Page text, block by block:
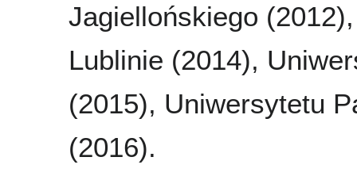
Jagiellońskiego
Lublinie (2014),
(2015), Uniwersytetu
(2016).